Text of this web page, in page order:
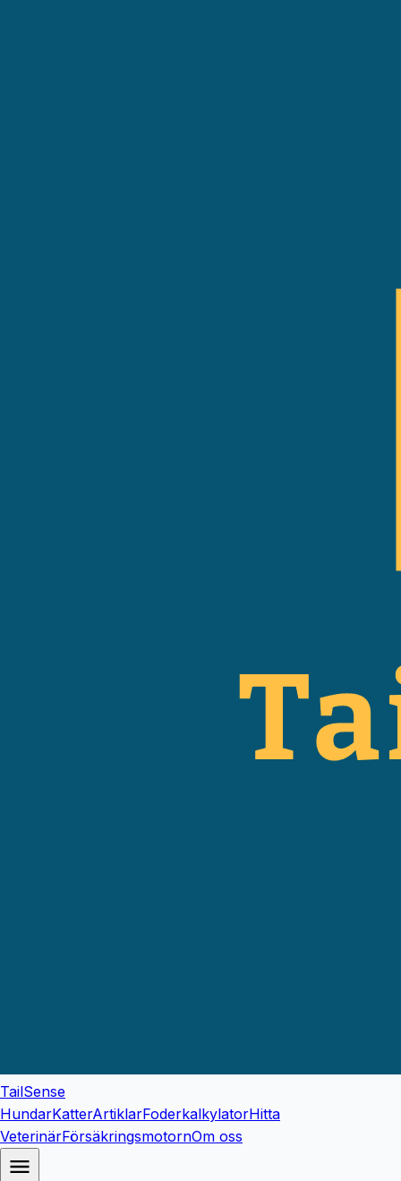
TailSense
HundarKatterArtiklarFoderkalkylatorHitta
VeterinärFörsäkringsmotornOm oss